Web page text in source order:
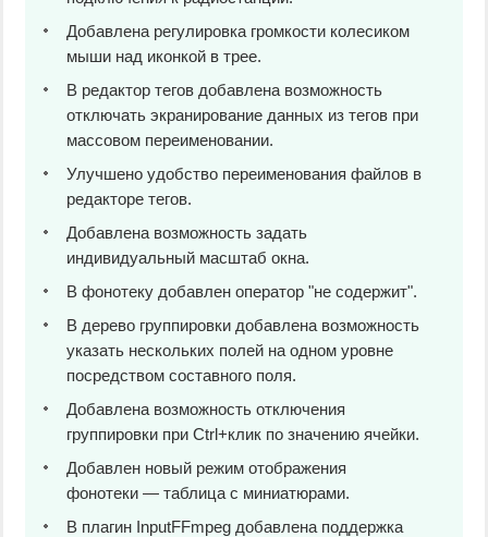
Добавлена регулировка громкости колесиком
мыши над иконкой в трее.
В редактор тегов добавлена возможность
отключать экранирование данных из тегов при
массовом переименовании.
Улучшено удобство переименования файлов в
редакторе тегов.
Добавлена возможность задать
индивидуальный масштаб окна.
В фонотеку добавлен оператор "не содержит".
В дерево группировки добавлена возможность
указать нескольких полей на одном уровне
посредством составного поля.
Добавлена возможность отключения
группировки при Ctrl+клик по значению ячейки.
Добавлен новый режим отображения
фонотеки — таблица с миниатюрами.
В плагин InputFFmpeg добавлена поддержка